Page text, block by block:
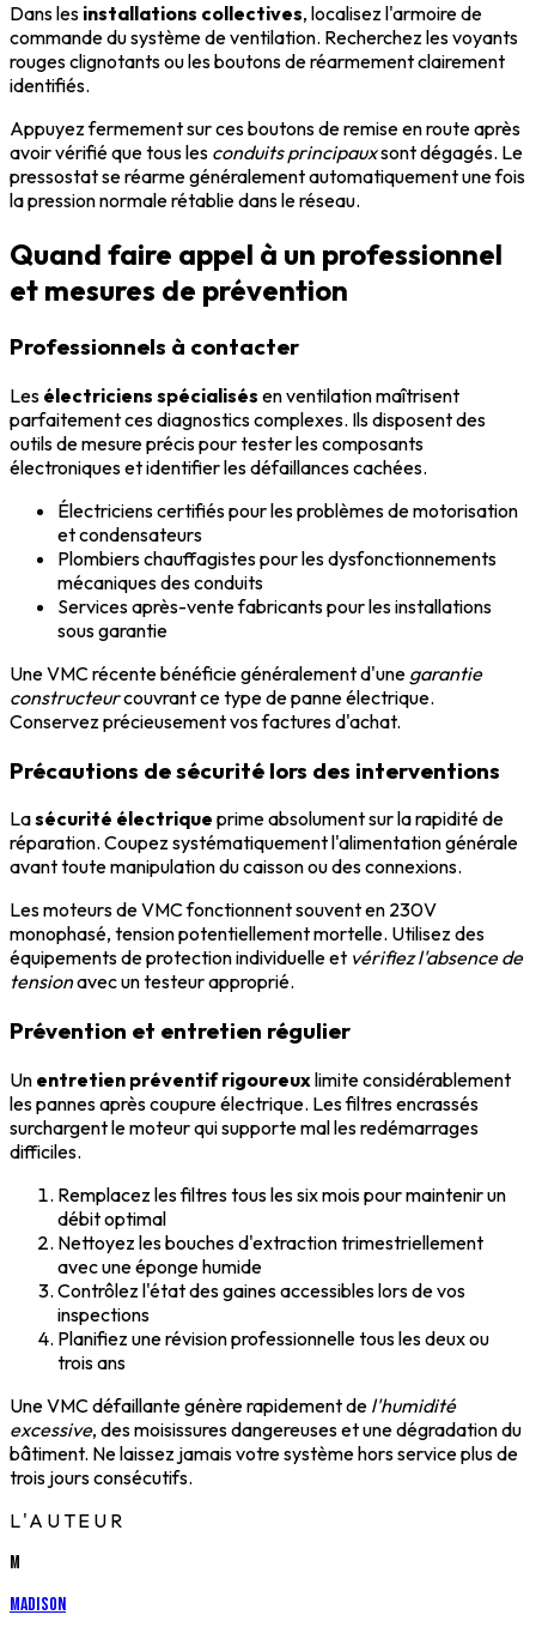
Dans les installations collectives, localisez l'armoire de
commande du système de ventilation. Recherchez les voyants
rouges clignotants ou les boutons de réarmement clairement
identifiés.
Appuyez fermement sur ces boutons de remise en route après
avoir vérifié que tous les conduits principauxsont dégagés. Le
pressostat se réarme généralement automatiquement une fois
la pression normale rétablie dans le réseau.
Quand faire appel à un professionnel
et mesures de prévention
Professionnels à contacter
Les électriciens spécialisés en ventilation maîtrisent
parfaitement ces diagnostics complexes. Ils disposent des
outils de mesure précis pour tester les composants
électroniques et identifier les défaillances cachées.
Électriciens certifiés pour les problèmes de motorisation
et condensateurs
Plombiers chauffagistes pour les dysfonctionnements
mécaniques des conduits
Services après-vente fabricants pour les installations
sous garantie
Une VMC récente bénéficie généralement d'une garantie
constructeurcouvrant ce type de panne électrique.
Conservez précieusement vos factures d'achat.
Précautions de sécurité lors des interventions
Lasécurité électrique prime absolument sur la rapidité de
réparation. Coupez systématiquement l'alimentation générale
avant toute manipulation du caisson ou des connexions.
Les moteurs de VMC fonctionnent souvent en 230V
monophasé, tension potentiellement mortelle. Utilisez des
équipements de protection individuelle et vérifiez l'absence de
tensionavec un testeur approprié.
Prévention et entretien régulier
Un entretien préventif rigoureuxlimite considérablement
les pannes après coupure électrique. Les filtres encrassés
surchargent le moteur qui supporte mal les redémarrages
difficiles.
Remplacez les filtres tous les six mois pour maintenir un
débit optimal
Nettoyez les bouches d'extraction trimestriellement
avec une éponge humide
Contrôlez l'état des gaines accessibles lors de vos
inspections
Planifiez une révision professionnelle tous les deux ou
trois ans
Une VMC défaillante génère rapidement de l'humidité
excessive, des moisissures dangereuses et une dégradation du
bâtiment. Ne laissez jamais votre système hors service plus de
trois jours consécutifs.
L'AUTEUR
M
Madison